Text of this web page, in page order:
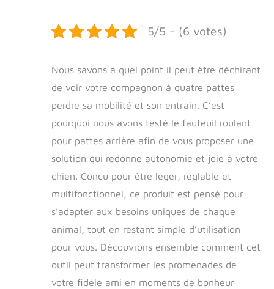
5/5 - (6 votes)
Nous savons à quel point il peut être déchirant
de voir votre compagnon à quatre pattes
perdre sa mobilité et son entrain. C’est
pourquoi nous avons testé le fauteuil roulant
pour pattes arrière afin de vous proposer une
solution qui redonne autonomie et joie à votre
chien. Conçu pour être léger, réglable et
multifonctionnel, ce produit est pensé pour
s’adapter aux besoins uniques de chaque
animal, tout en restant simple d’utilisation
pour vous. Découvrons ensemble comment cet
outil peut transformer les promenades de
votre fidèle ami en moments de bonheur